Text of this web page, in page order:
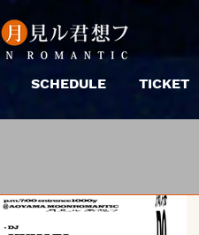
SCHEDULE TICKET